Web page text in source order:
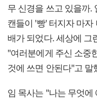
무 신경을 쓰고 있을까.
캔들이 '빵' 터지자 마
배가 되었다. 세상에 그
"여러분에게 주신 소중
것에 쓰면 안된다"고 말
임 목사는 "나는 무엇